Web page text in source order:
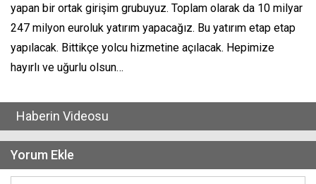
yapan bir ortak girişim grubuyuz. Toplam olarak da 10 milyar
247 milyon euroluk yatırım yapacağız. Bu yatırım etap etap
yapılacak. Bittikçe yolcu hizmetine açılacak. Hepimize
hayırlı ve uğurlu olsun…
Haberin Videosu
Yorum Ekle